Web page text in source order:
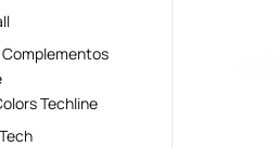
Techline